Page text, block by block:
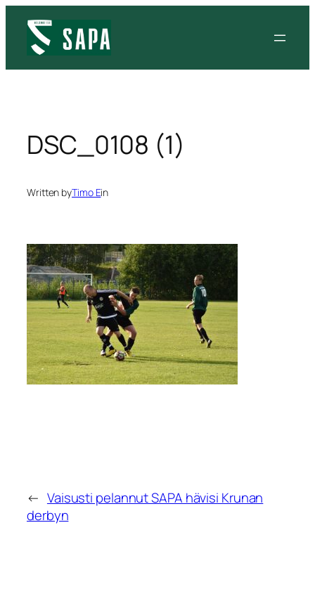
sisältöön
DSC_0108 (1)
Written byTimo Ein
← Vaisusti pelannut SAPA hävisi Krunan
derbyn